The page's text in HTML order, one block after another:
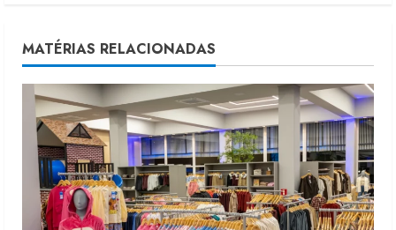
u
e
R
MATÉRIAS RELACIONADAS